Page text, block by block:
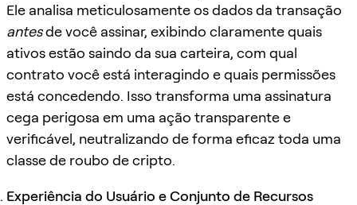
Ele analisa meticulosamente os dados da transação
antesde você assinar, exibindo claramente quais
ativos estão saindo da sua carteira, com qual
contrato você está interagindo e quais permissões
está concedendo. Isso transforma uma assinatura
cega perigosa em uma ação transparente e
verificável, neutralizando de forma eficaz toda uma
classe de roubo de cripto.
Experiência do Usuário e Conjunto de Recursos